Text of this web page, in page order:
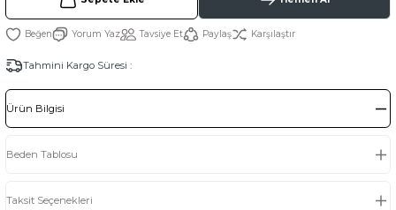
Yorum Yaz Tavsiye Et Paylaş Karşılaştır
Tahmini Kargo Süresi :
Ürün Bilgisi
Beden Tablosu
Taksit Seçenekleri